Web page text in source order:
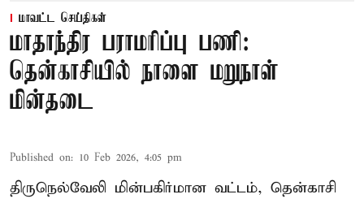
மாவட்ட செய்திகள்
மாதாந்திர பராமரிப்பு பணி:
தென்காசியில் நாளை மறுநாள்
மின்தடை
Published on: 10 Feb 2026, 4:05 pm
திருநெல்வேலி மின்பகிர்மான வட்டம், தென்காசி